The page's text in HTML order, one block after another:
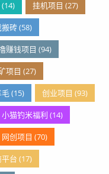
挂机项目 (27)
砖 (58)
赚钱项目 (94)
项目 (27)
(15) 创业项目 (93)
小猫钓米福利 (14)
网创项目 (70)
台 (17)